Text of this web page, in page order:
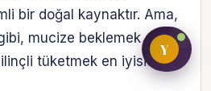
bir doğal kaynaktır. Ama,
mucize beklemek
tüketmek en iyisidir.
Y